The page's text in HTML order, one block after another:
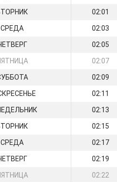
02:01
СРЕДА 02:03
02:05
02:07
02:09
02:11
02:13
02:15
СРЕДА 02:17
02:19
02:22